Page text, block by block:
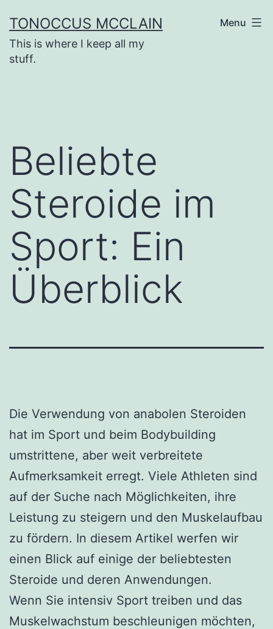
to
content
TONOCCUS MCCLAIN
This is where I keep all my
stuff.
Menu
Beliebte
Steroide im
Sport: Ein
Überblick
Die Verwendung von anabolen Steroiden
hat im Sport und beim Bodybuilding
umstrittene, aber weit verbreitete
Aufmerksamkeit erregt. Viele Athleten sind
auf der Suche nach Möglichkeiten, ihre
Leistung zu steigern und den Muskelaufbau
zu fördern. In diesem Artikel werfen wir
einen Blick auf einige der beliebtesten
Steroide und deren Anwendungen.
Wenn Sie intensiv Sport treiben und das
Muskelwachstum beschleunigen möchten,